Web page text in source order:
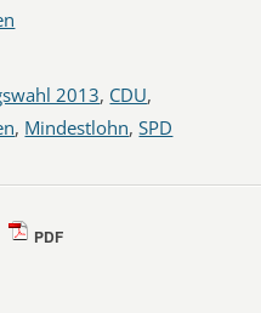
2013, CDU,
, Mindestlohn,SPD
PDF